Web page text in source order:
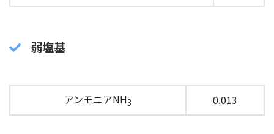
弱塩基
アンモニアNH3 0.013